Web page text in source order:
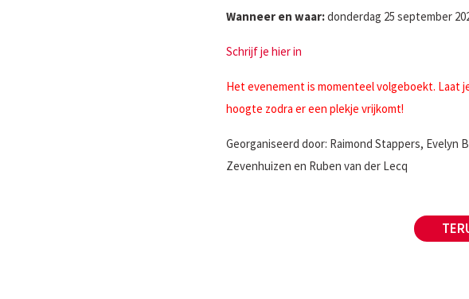
Wanneer en waar:donderdag 25 september
Schrijf je hier in
Het evenement is momenteel volgeboekt. Laat
hoogte zodra er een plekje vrijkomt!
Georganiseerd door: Raimond Stappers,
Zevenhuizen en Ruben van der Lecq